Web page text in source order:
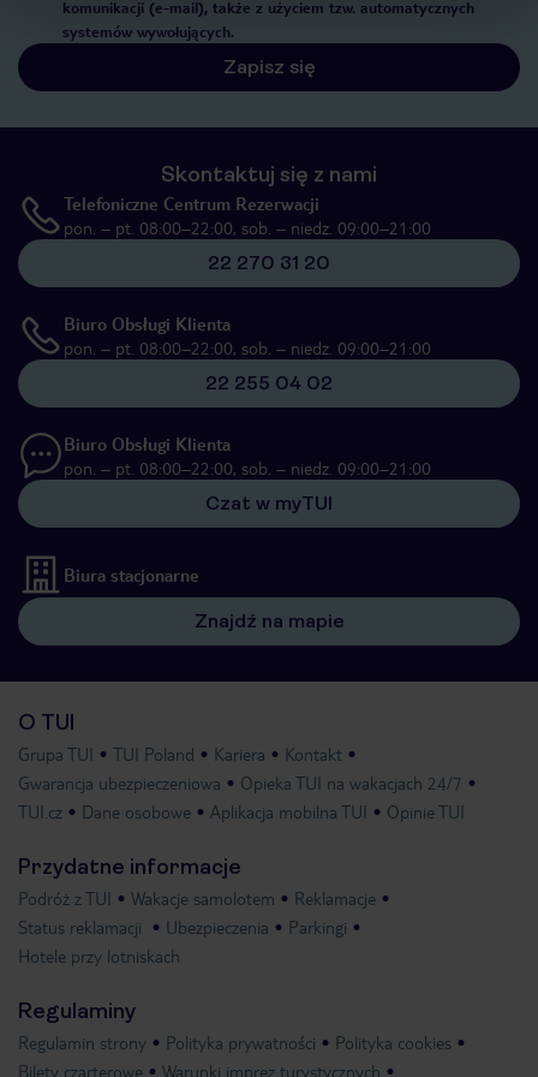
komunikacji (e-mail), także z użyciem tzw. automatycznych
systemów wywołujących.
Zapisz się
Skontaktuj się z nami
Telefoniczne Centrum Rezerwacji
pon. – pt. 08:00–22:00, sob. – niedz. 09:00–21:00
22 270 31 20
Biuro Obsługi Klienta
pon. – pt. 08:00–22:00, sob. – niedz. 09:00–21:00
22 255 04 02
Biuro Obsługi Klienta
pon. – pt. 08:00–22:00, sob. – niedz. 09:00–21:00
Czat w myTUI
Biura stacjonarne
Znajdź na mapie
O TUI
Grupa TUI TUI Poland Kariera
Kontakt
Gwarancja ubezpieczeniowa
Opieka TUI na wakacjach 24/7
TUI.cz
Dane osobowe Aplikacja mobilna TUI Opinie TUI
Przydatne informacje
Podróż z TUI Wakacje samolotem
Reklamacje
Status reklamacji
Ubezpieczenia
Parkingi
Hotele przy lotniskach
Regulaminy
Regulamin strony Polityka prywatności
Polityka cookies
Bilety czarterowe
Warunki imprez turystycznych